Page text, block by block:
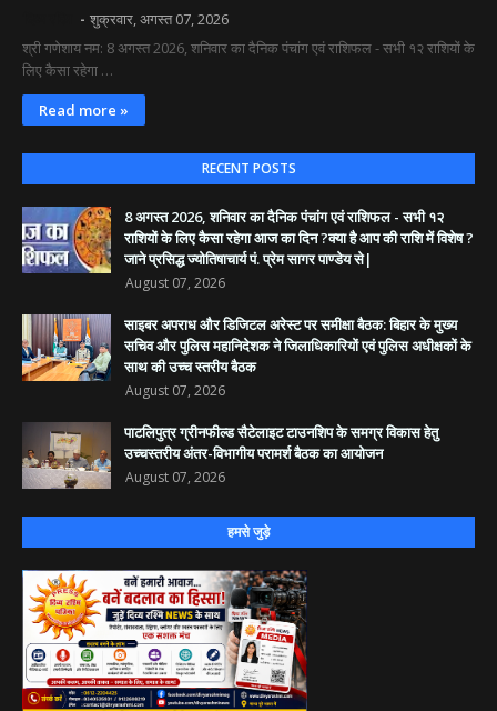
शुक्रवार, अगस्त 07, 2026
श्री गणेशाय नम: 8 अगस्त 2026, शनिवार का दैनिक पंचांग एवं राशिफल - सभी १२ राशियों के
लिए कैसा रहेगा …
Read more »
RECENT POSTS
8 अगस्त 2026, शनिवार का दैनिक पंचांग एवं राशिफल - सभी १२
राशियों के लिए कैसा रहेगा आज का दिन ?क्या है आप की राशि में विशेष ?
जाने प्रसिद्ध ज्योतिषाचार्य पं. प्रेम सागर पाण्डेय से|
August 07, 2026
साइबर अपराध और डिजिटल अरेस्ट पर समीक्षा बैठक: बिहार के मुख्य
सचिव और पुलिस महानिदेशक ने जिलाधिकारियों एवं पुलिस अधीक्षकों के
साथ की उच्च स्तरीय बैठक
August 07, 2026
पाटलिपुत्र ग्रीनफील्ड सैटेलाइट टाउनशिप के समग्र विकास हेतु
उच्चस्तरीय अंतर-विभागीय परामर्श बैठक का आयोजन
August 07, 2026
हमसे जुड़े